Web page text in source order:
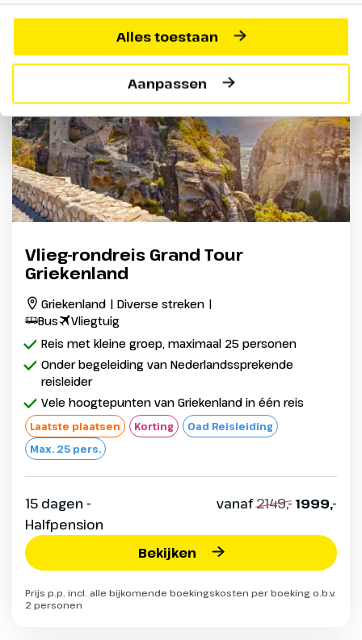
Alles toestaan
Aanpassen
Vertrekgarantie
Vlieg-rondreis Grand Tour
Griekenland
Griekenland | Diverse streken |
Bus
Vliegtuig
Reis met kleine groep, maximaal 25 personen
Onder begeleiding van Nederlandssprekende
reisleider
Vele hoogtepunten van Griekenland in één reis
Laatste plaatsen Korting
Oad Reisleiding
Max. 25 pers.
15 dagen -
Halfpension
vanaf2149,- 1999,-
Bekijken
Prijs p.p. incl. alle bijkomende boekingskosten per boeking o.b.v.
2 personen